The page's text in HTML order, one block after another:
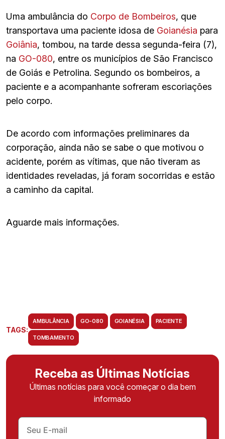
Uma ambulância do Corpo de Bombeiros, que
transportava uma paciente idosa de Goianésia para
Goiânia, tombou, na tarde dessa segunda-feira (7),
na GO-080, entre os municípios de São Francisco
de Goiás e Petrolina. Segundo os bombeiros, a
paciente e a acompanhante sofreram escoriações
pelo corpo.
De acordo com informações preliminares da
corporação, ainda não se sabe o que motivou o
acidente, porém as vítimas, que não tiveram as
identidades reveladas, já foram socorridas e estão
a caminho da capital.
Aguarde mais informações.
TAGS:
AMBULÂNCIA GO-080 GOIANÉSIA PACIENTE
TOMBAMENTO
Receba as Últimas Notícias
Últimas notícias para você começar o dia bem
informado